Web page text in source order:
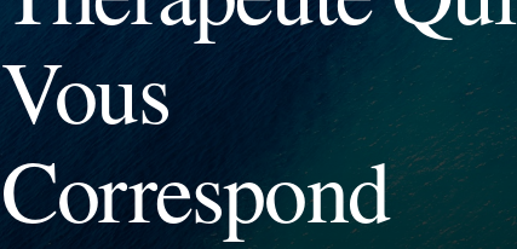
Vous
Correspond